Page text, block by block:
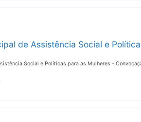
de Assistência Social e
Social e Políticas para as Mulheres -